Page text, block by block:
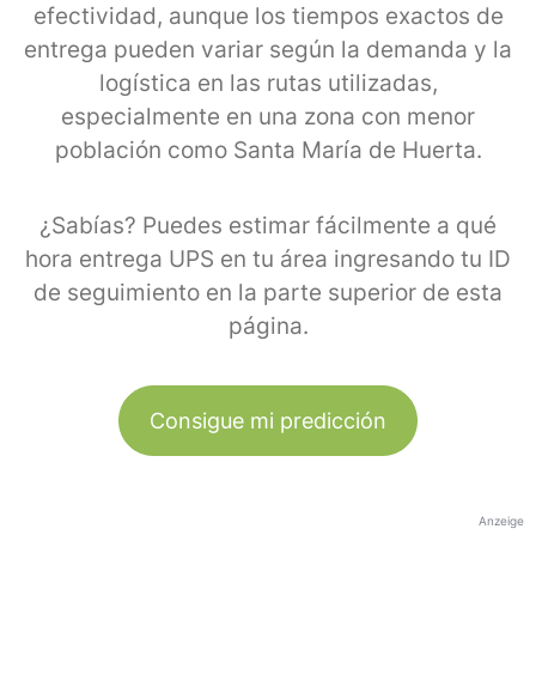
efectividad, aunque los tiempos exactos de
entrega pueden variar según la demanda y la
logística en las rutas utilizadas,
especialmente en una zona con menor
población como Santa María de Huerta.
¿Sabías? Puedes estimar fácilmente a qué
hora entrega UPS en tu área ingresando tu ID
de seguimiento en la parte superior de esta
página.
Consigue mi predicción
Anzeige